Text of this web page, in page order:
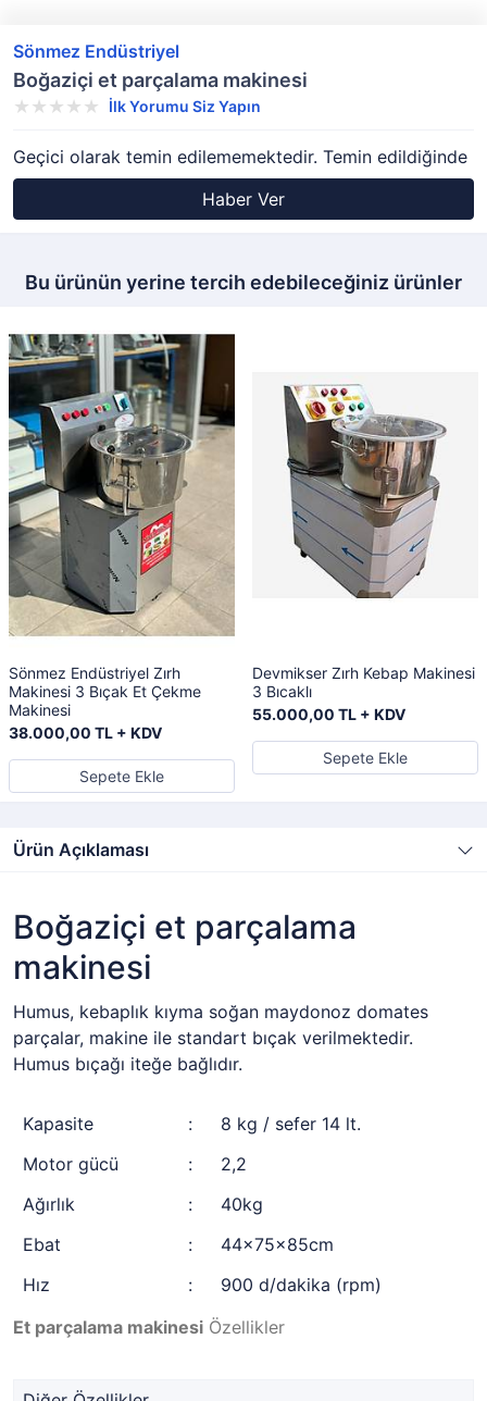
Sönmez Endüstriyel
Boğaziçi et parçalama makinesi
İlk Yorumu Siz Yapın
Geçici olarak temin edilememektedir. Temin edildiğinde
Haber Ver
Bu ürünün yerine tercih edebileceğiniz ürünler
Sönmez Endüstriyel Zırh
Makinesi 3 Bıçak Et Çekme
Makinesi
38.000,00 TL + KDV
Sepete Ekle
Devmikser Zırh Kebap Makinesi
3 Bıcaklı
55.000,00 TL + KDV
Sepete Ekle
Ürün Açıklaması
Boğaziçi et parçalama
makinesi
Humus, kebaplık kıyma soğan maydonoz domates
parçalar, makine ile standart bıçak verilmektedir.
Humus bıçağı iteğe bağlıdır.
Et parçalama makinesi Özellikler
Kapasite :
8 kg / sefer 14 lt.
Motor gücü
:
2,2
Ağırlık
:
40kg
Ebat
:
44x75x85cm
Hız
: 900 d/dakika (rpm)